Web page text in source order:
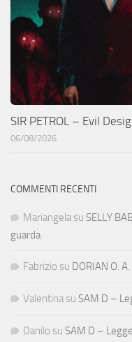
SIR PETROL – Evil
06/08/2026
COMMENTI RECENTI
Mariangela su SELLY
guarda
Fabrizio su DORIAN O.
Valentina su SAM D –
Danilo su SAM D –